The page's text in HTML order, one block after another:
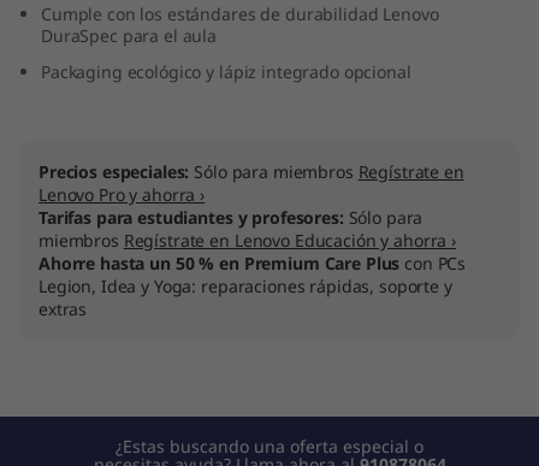
n
Cumple con los estándares de durabilidad Lenovo
DuraSpec para el aula
Packaging ecológico y lápiz integrado opcional
Precios especiales: Sólo para miembros Regístrate en
Lenovo Pro y ahorra ›
Tarifas para estudiantes y profesores: Sólo para
miembros Regístrate en Lenovo Educación y ahorra ›
Ahorre hasta un 50 % en Premium Care Plus con PCs
Legion, Idea y Yoga: reparaciones rápidas, soporte y
extras
¿Estas buscando una oferta especial o